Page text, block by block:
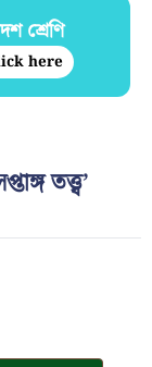
শ্রেণি
here
তত্ত্ব’